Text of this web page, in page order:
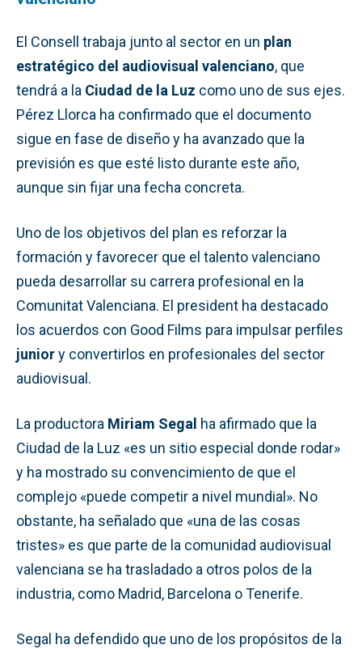
El Consell trabaja junto al sector en un plan
estratégico del audiovisual valenciano, que
tendrá a la Ciudad de la Luz como uno de sus ejes.
Pérez Llorca ha confirmado que el documento
sigue en fase de diseño y ha avanzado que la
previsión es que esté listo durante este año,
aunque sin fijar una fecha concreta.
Uno de los objetivos del plan es reforzar la
formación y favorecer que el talento valenciano
pueda desarrollar su carrera profesional en la
Comunitat Valenciana. El president ha destacado
los acuerdos con Good Films para impulsar perfiles
juniory convertirlos en profesionales del sector
audiovisual.
La productora Miriam Segal ha afirmado que la
Ciudad de la Luz «es un sitio especial donde rodar»
y ha mostrado su convencimiento de que el
complejo «puede competir a nivel mundial». No
obstante, ha señalado que «una de las cosas
tristes» es que parte de la comunidad audiovisual
valenciana se ha trasladado a otros polos de la
industria, como Madrid, Barcelona o Tenerife.
Segal ha defendido que uno de los propósitos de la